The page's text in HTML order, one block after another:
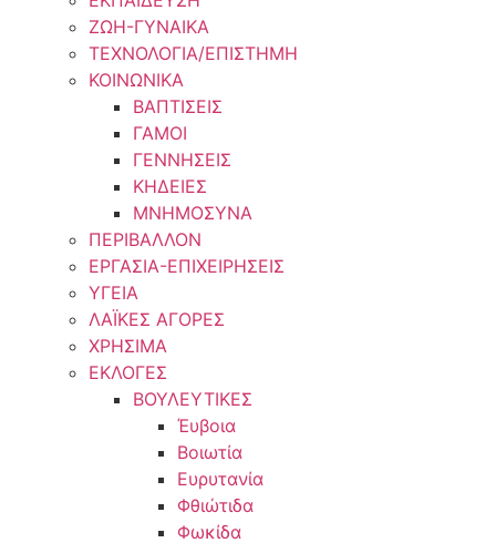
ΖΩΗ-ΓΥΝΑΙΚΑ
ΤΕΧΝΟΛΟΓΙΑ/ΕΠΙΣΤΗΜΗ
ΚΟΙΝΩΝΙΚΑ
ΒΑΠΤΙΣΕΙΣ
ΓΑΜΟΙ
ΓΕΝΝΗΣΕΙΣ
ΚΗΔΕΙΕΣ
ΜΝΗΜΟΣΥΝΑ
ΠΕΡΙΒΑΛΛΟΝ
ΕΡΓΑΣΙΑ-ΕΠΙΧΕΙΡΗΣΕΙΣ
ΥΓΕΙΑ
ΛΑΪΚΕΣ ΑΓΟΡΕΣ
ΧΡΗΣΙΜΑ
ΕΚΛΟΓΕΣ
ΒΟΥΛΕΥΤΙΚΕΣ
Έυβοια
Βοιωτία
Ευρυτανία
Φθιώτιδα
Φωκίδα